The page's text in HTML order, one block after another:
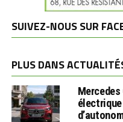
SUIVEZ-NOUS SUR
PLUS DANS
Mercedes
électrique